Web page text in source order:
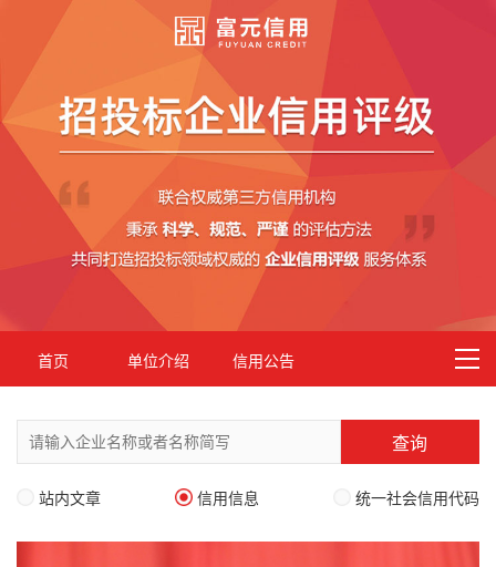
首页 单位介绍 信用公告
查询
站内文章 信用信息 统一社会信用代码